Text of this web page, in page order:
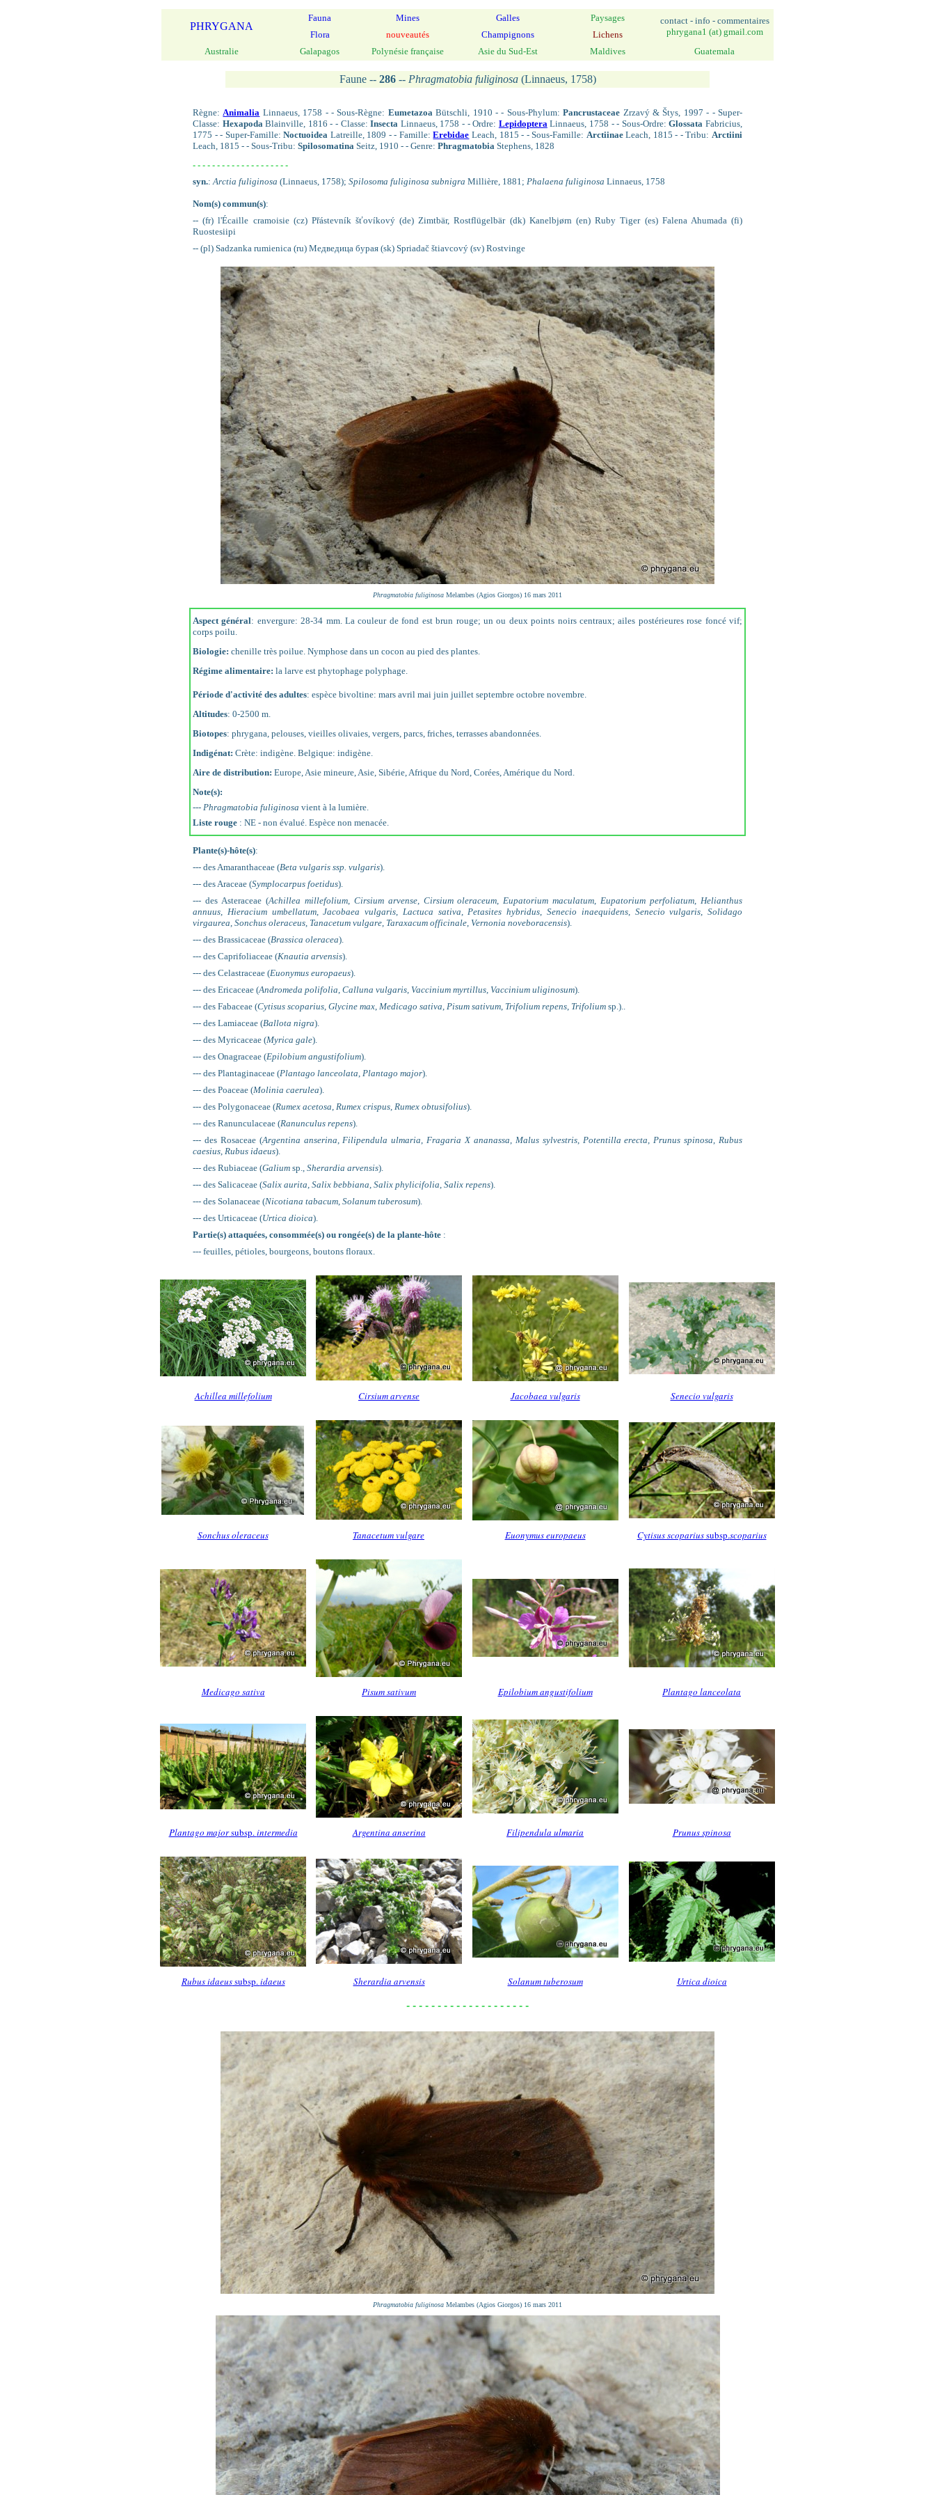
PHRYGANA
Fauna Mines Galles Paysages
contact - info - commentaires
phrygana1 (at) gmail.com
Flora nouveautés Champignons
Lichens
Australie
Galapagos Polynésie française Asie du Sud-Est Maldives Guatemala
Faune -- 286-- Phragmatobia fuliginosa (Linnaeus, 1758)
Règne:Animalia Linnaeus, 1758 - - Sous-Règne: EumetazoaBütschli, 1910 - - Sous-Phylum:Pancrustaceae Zrzavý & Štys, 1997 - - Super-
Classe: HexapodaBlainville, 1816 - - Classe:Insecta Linnaeus, 1758 - - Ordre: LepidopteraLinnaeus, 1758 - - Sous-Ordre:Glossata Fabricius,
1775 - - Super-Famille:Noctuoidea Latreille, 1809 - - Famille:Erebidae Leach, 1815 - - Sous-Famille: ArctiinaeLeach, 1815 - - Tribu:Arctiini
Leach, 1815 - - Sous-Tribu: Spilosomatina Seitz, 1910 - - Genre: Phragmatobia Stephens, 1828
- - - - - - - - - - - - - - - - - - - -
syn.:Arctia fuliginosa (Linnaeus, 1758); Spilosoma fuliginosa subnigra Millière, 1881; Phalaena fuliginosa Linnaeus, 1758
Nom(s) commun(s):
-- (fr) l'Écaille cramoisie (cz) Přástevník šťovíkový (de) Zimtbär, Rostflügelbär (dk) Kanelbjørn (en) Ruby Tiger (es) Falena Ahumada (fi)
Ruostesiipi
-- (pl) Sadzanka rumienica (ru) Медведица бурая (sk) Spriadač štiavcový (sv) Rostvinge
Phragmatobia fuliginosa Melambes (Agios Giorgos) 16 mars 2011
Aspect général: envergure: 28-34 mm. La couleur de fond est brun rouge; un ou deux points noirs centraux; ailes postérieures rose foncé vif;
corps poilu.
Biologie: chenille très poilue. Nymphose dans un cocon au pied des plantes.
Régime alimentaire: la larve est phytophage polyphage.
Période d'activité des adultes: espèce bivoltine: mars avril mai juin juillet septembre octobre novembre.
Altitudes: 0-2500 m.
Biotopes: phrygana, pelouses, vieilles olivaies, vergers, parcs, friches, terrasses abandonnées.
Indigénat: Crète: indigène. Belgique: indigène.
Aire de distribution: Europe, Asie mineure, Asie, Sibérie, Afrique du Nord, Corées, Amérique du Nord.
Note(s):
--- Phragmatobia fuliginosa vient à la lumière.
Liste rouge : NE - non évalué. Espèce non menacée.
Plante(s)-hôte(s):
--- des Amaranthaceae (Beta vulgaris ssp. vulgaris).
--- des Araceae (Symplocarpus foetidus).
--- des Asteraceae (Achillea millefolium, Cirsium arvense, Cirsium oleraceum,Eupatorium maculatum,Eupatorium perfoliatum,Helianthus
annuus, Hieracium umbellatum,Jacobaea vulgaris, Lactuca sativa,Petasites hybridus,Senecio inaequidens, Senecio vulgaris,Solidago
virgaurea, Sonchus oleraceus, Tanacetum vulgare, Taraxacum officinale, Vernonia noveboracensis).
--- des Brassicaceae (Brassica oleracea).
--- des Caprifoliaceae (Knautia arvensis).
--- des Celastraceae (Euonymus europaeus).
--- des Ericaceae (Andromeda polifolia, Calluna vulgaris, Vaccinium myrtillus, Vaccinium uliginosum).
--- des Fabaceae (Cytisus scoparius, Glycine max, Medicago sativa, Pisum sativum, Trifolium repens, Trifolium sp.)..
--- des Lamiaceae (Ballota nigra).
--- des Myricaceae (Myrica gale).
--- des Onagraceae (Epilobium angustifolium).
--- des Plantaginaceae (Plantago lanceolata, Plantago major).
--- des Poaceae (Molinia caerulea).
--- des Polygonaceae (Rumex acetosa, Rumex crispus, Rumex obtusifolius).
--- des Ranunculaceae (Ranunculus repens).
--- des Rosaceae (Argentina anserina,Filipendula ulmaria,Fragaria X ananassa, Malus sylvestris, Potentilla erecta,Prunus spinosa, Rubus
caesius, Rubus idaeus).
--- des Rubiaceae (Galium sp., Sherardia arvensis).
--- des Salicaceae (Salix aurita, Salix bebbiana, Salix phylicifolia, Salix repens).
--- des Solanaceae (Nicotiana tabacum, Solanum tuberosum).
--- des Urticaceae (Urtica dioica).
Partie(s) attaquées, consommée(s) ou rongée(s) de la plante-hôte :
--- feuilles, pétioles, bourgeons, boutons floraux.
Achillea millefolium Cirsium arvense Jacobaea vulgaris Senecio vulgaris
Sonchus oleraceus Tanacetum vulgare Euonymus europaeus Cytisus scopariussubsp.scoparius
Medicago sativa Pisum sativum Epilobium angustifolium Plantago lanceolata
Plantago majorsubsp.intermedia Argentina anserina Filipendula ulmaria Prunus spinosa
Rubus idaeussubsp.idaeus Sherardia arvensis Solanum tuberosum Urtica dioica
- - - - - - - - - - - - - - - - - - - -
Phragmatobia fuliginosa Melambes (Agios Giorgos) 16 mars 2011